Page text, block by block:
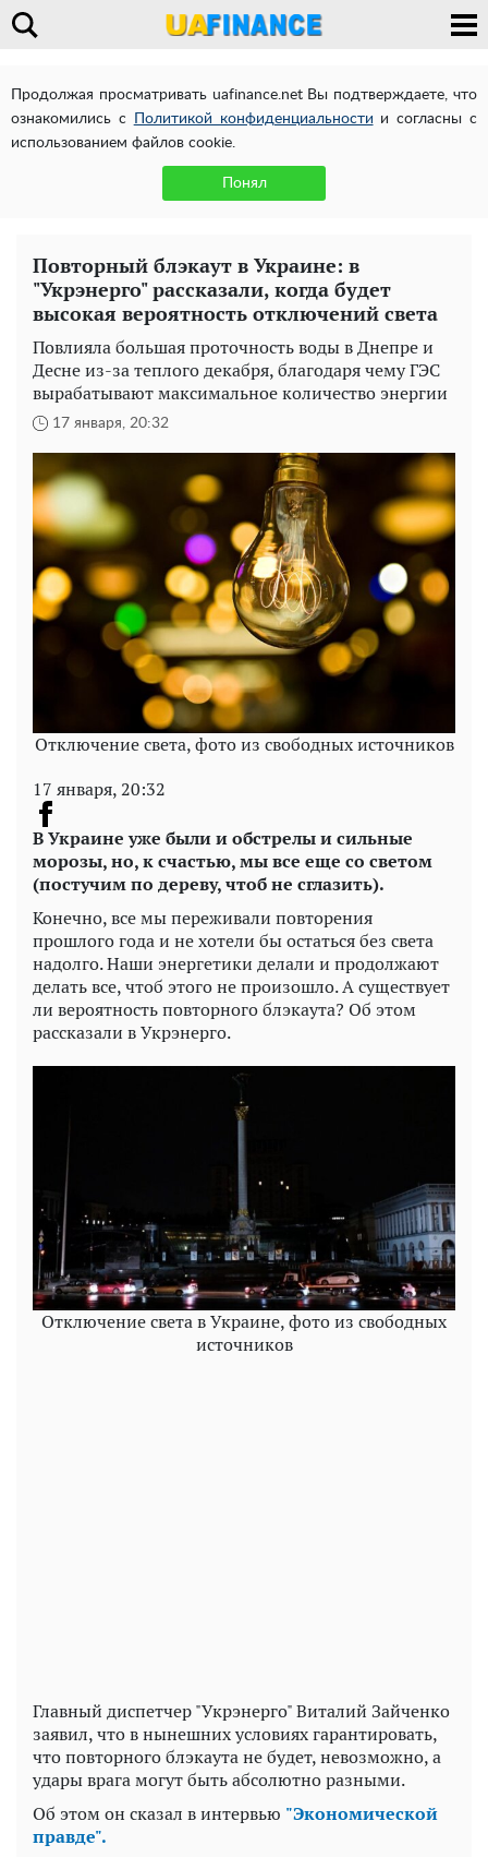
Продолжая просматривать uafinance.net Вы подтверждаете, что
ознакомились с
Политикой конфиденциальности и согласны с
использованием файлов cookie.
Понял
Повторный блэкаут в Украине: в
"Укрэнерго" рассказали, когда будет
высокая вероятность отключений света
Повлияла большая проточность воды в Днепре и
Десне из-за теплого декабря, благодаря чему ГЭС
вырабатывают максимальное количество энергии
17 января, 20:32
Отключение света, фото из свободных источников
17 января, 20:32
В Украине уже были и обстрелы и сильные
морозы, но, к счастью, мы все еще со светом
(постучим по дереву, чтоб не сглазить).
Конечно, все мы переживали повторения
прошлого года и не хотели бы остаться без света
надолго. Наши энергетики делали и продолжают
делать все, чтоб этого не произошло. А существует
ли вероятность повторного блэкаута? Об этом
рассказали в Укрэнерго.
Отключение света в Украине, фото из свободных
источников
Главный диспетчер "Укрэнерго" Виталий Зайченко
заявил, что в нынешних условиях гарантировать,
что повторного блэкаута не будет, невозможно, а
удары врага могут быть абсолютно разными.
Об этом он сказал в интервью "Экономической
правде".